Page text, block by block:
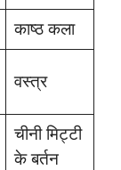
काष्ठ कला
वस्त्र
चीनी मिट्‍टी
के बर्तन